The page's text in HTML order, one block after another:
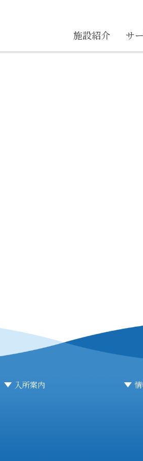
施設紹介 サ
入所案内